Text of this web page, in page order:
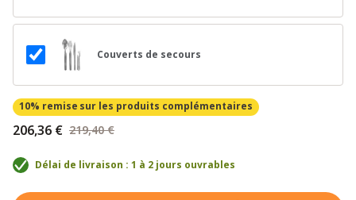
Couverts de secours
10% remise sur les produits complémentaires
206,36 € 219,40 €
Délai de livraison : 1 à 2 jours ouvrables